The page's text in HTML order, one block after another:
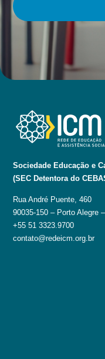
Sociedade Educação e
(SEC Detentora do
Rua André Puente, 460
90035-150 – Porto Alegre
+55 51 3323.9700
contato@redeicm.org.br